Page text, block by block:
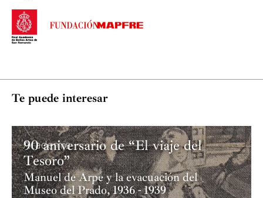
Te puede interesar
Academia
90 aniversario de “El viaje del
Tesoro”
Manuel de Arpe y la evacuación del
Museo del Prado, 1936 - 1939